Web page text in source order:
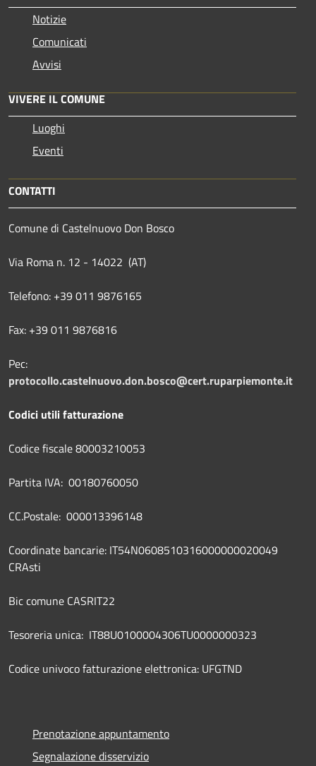
Notizie
Comunicati
Avvisi
VIVERE IL COMUNE
Luoghi
Eventi
CONTATTI
Comune di Castelnuovo Don Bosco
Via Roma n. 12 - 14022 (AT)
Telefono: +39 011 9876165
Fax: +39 011 9876816
Pec:
protocollo.castelnuovo.don.bosco@cert.ruparpiemonte.it
Codici utili fatturazione
Codice fiscale 80003210053
Partita IVA: 00180760050
CC.Postale: 000013396148
Coordinate bancarie: IT54N0608510316000000020049
CRAsti
Bic comune CASRIT22
Tesoreria unica: IT88U0100004306TU0000000323
Codice univoco fatturazione elettronica: UFGTND
Prenotazione appuntamento
Segnalazione disservizio